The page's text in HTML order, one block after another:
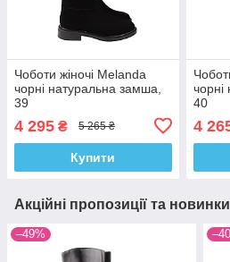
Чоботи жіночі Melanda
чорні натуральна замша,
39
4 295 ₴ 5 265 ₴
Купити
чорні
40
4
Акційні пропозиції та новинки
–49%